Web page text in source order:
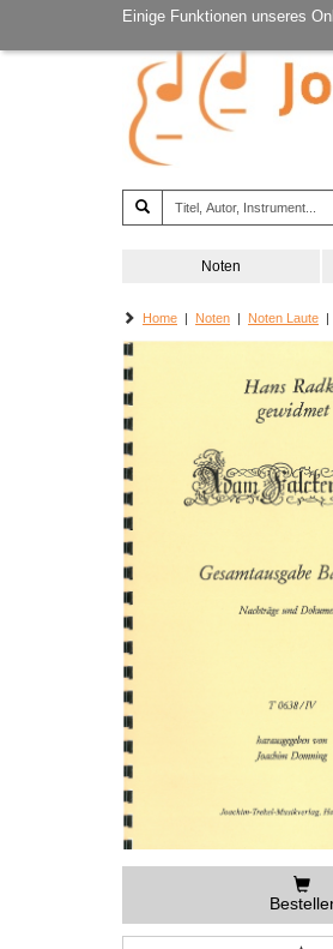
Einige Funktionen unseres
Noten
Home | Noten | Noten Laute |